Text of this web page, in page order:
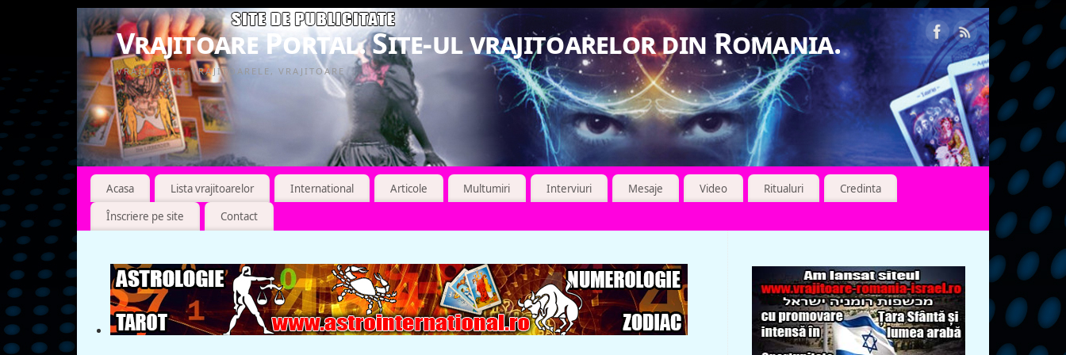
Vrajitoare Portal. Site-ul vrajitoarelor din Romania.
VRAJITOARE, VRAJITOARELE, VRAJITOARE
Acasa Lista vrajitoarelor International Articole Multumiri Interviuri Mesaje Video Ritualuri
Credinta
Înscriere pe site
Contact